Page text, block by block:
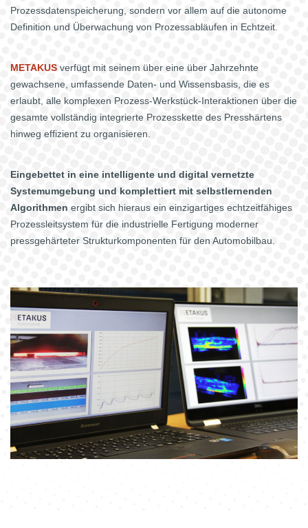
Prozessdatenspeicherung, sondern vor allem auf die autonome
Definition und Überwachung von Prozessabläufen in Echtzeit.
METAKUS verfügt mit seinem über eine über Jahrzehnte
gewachsene, umfassende Daten- und Wissensbasis, die es
erlaubt, alle komplexen Prozess-Werkstück-Interaktionen über die
gesamte vollständig integrierte Prozesskette des Presshärtens
hinweg effizient zu organisieren.
Eingebettet in eine intelligente und digital vernetzte
Systemumgebung und komplettiert mit selbstlernenden
Algorithmen ergibt sich hieraus ein einzigartiges echtzeitfähiges
Prozessleitsystem für die industrielle Fertigung moderner
pressgehärteter Strukturkomponenten für den Automobilbau.